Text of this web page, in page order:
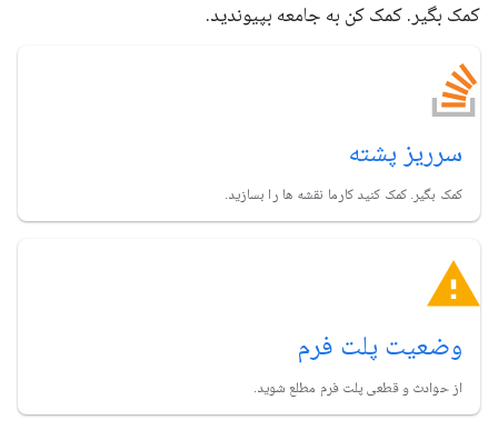
کمک بگیر. کمک کن به جامعه بپیوندید.
سرریز پشته
کمک بگیر. کمک کنید کارما نقشه ها را بسازید.
وضعیت پلت فرم
از حوادث و قطعی پلت فرم مطلع شوید.